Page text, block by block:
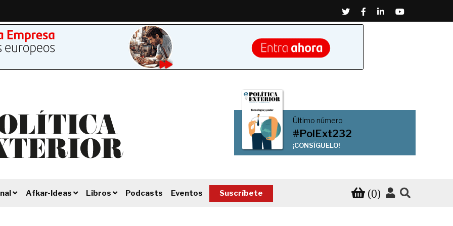
TwitterFacebook
LinkedinYoutube
Último número
#PolExt232
¡CONSÍGUELO!
Afkar-Ideas Libros Podcasts Eventos Suscríbete (0)